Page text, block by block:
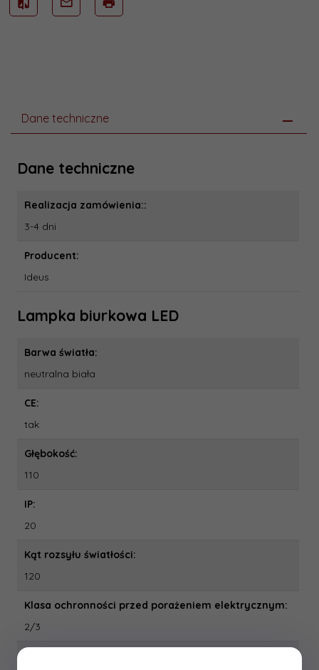
Dane techniczne
Dane techniczne
Realizacja zamówienia::
3-4 dni
Producent:
Ideus
Lampka biurkowa LED
Barwa światła:
neutralna biała
CE:
tak
Głębokość:
110
IP:
20
Kąt rozsyłu światłości:
120
Klasa ochronności przed porażeniem elektrycznym:
2/3